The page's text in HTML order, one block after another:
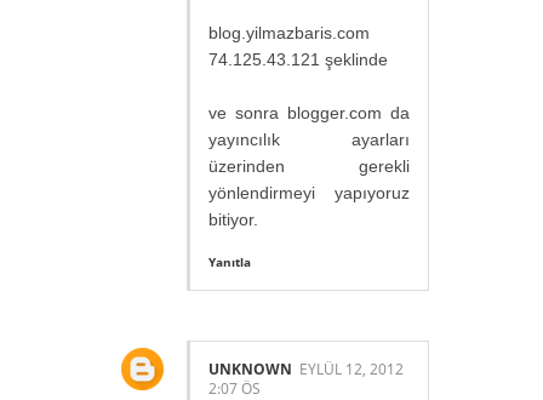
blog.yilmazbaris.com
74.125.43.121 şeklinde
ve sonra blogger.com da
yayıncılık ayarları
üzerinden gerekli
yönlendirmeyi yapıyoruz
bitiyor.
Yanıtla
UNKNOWN EYLÜL 12, 2012
2:07 ÖS